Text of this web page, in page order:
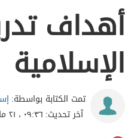
أهداف
الإسلامية
تمت الكتابة بواسطة:
آخر تحديث: ٠٩:٣٦ ، ٢١ مارس ٢٠١٩